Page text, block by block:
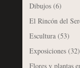
Dibujos(6)
El Rincón del
Escultura(53)
Exposiciones(32)
Flores y plantas